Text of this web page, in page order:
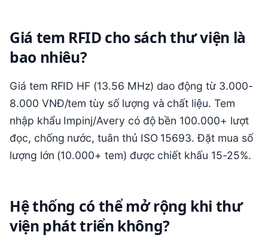
Giá tem RFID cho sách thư viện là
bao nhiêu?
Giá tem RFID HF (13.56 MHz) dao động từ 3.000-
8.000 VNĐ/tem tùy số lượng và chất liệu. Tem
nhập khẩu Impinj/Avery có độ bền 100.000+ lượt
đọc, chống nước, tuân thủ ISO 15693. Đặt mua số
lượng lớn (10.000+ tem) được chiết khấu 15-25%.
Hệ thống có thể mở rộng khi thư
viện phát triển không?